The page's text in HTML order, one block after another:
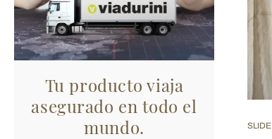
Tu producto viaja
asegurado en todo el
mundo.
SLIDE